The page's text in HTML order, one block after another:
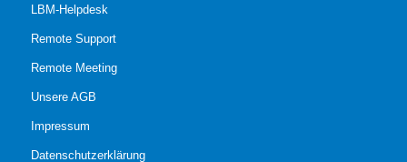
LBM-Helpdesk
Remote Support
Remote Meeting
Unsere AGB
Impressum
Datenschutzerklärung